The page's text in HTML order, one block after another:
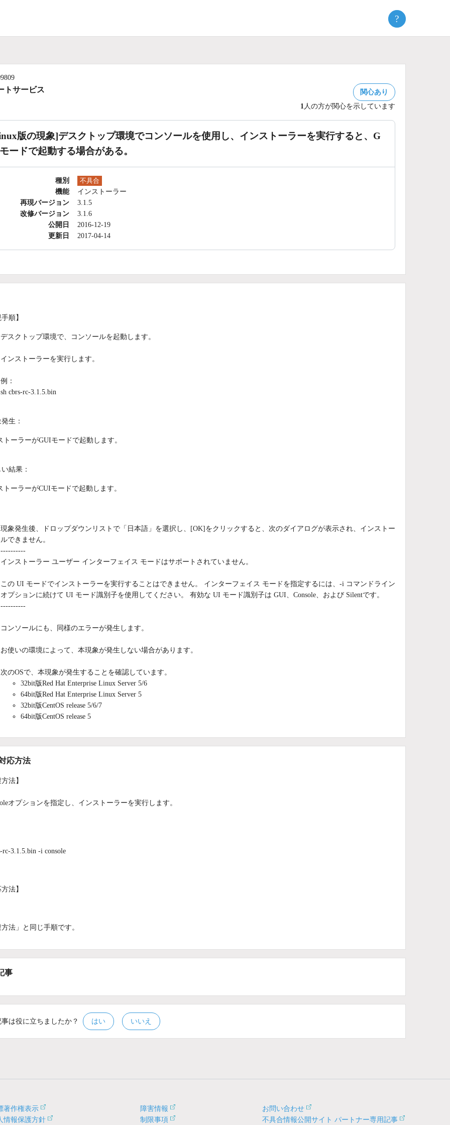
?
トサービス
関心あり
1人の方が関心を示しています
版の現象]デスクトップ環境でコンソールを使用し、インストーラーを実行すると、G
ードで起動する場合がある。
種別 不具合
機能
インストーラー
再現バージョン
3.1.5
改修バージョン
3.1.6
公開日
2016-12-19
更新日
2017-04-14
手順】
デスクトップ環境で、コンソールを起動します。
インストーラーを実行します。
例：
sh cbrs-rc-3.1.5.bin
生：
トーラーがGUIモードで起動します。
結果：
トーラーがCUIモードで起動します。
現象発生後、ドロップダウンリストで「日本語」を選択し、[OK]をクリックすると、次のダイアログが表示され、インストー
ルできません。
----------
インストーラー ユーザー インターフェイス モードはサポートされていません。
この UI モードでインストーラーを実行することはできません。 インターフェイス モードを指定するには、-i コマンドライン
オプションに続けて UI モード識別子を使用してください。 有効な UI モード識別子は GUI、Console、および Silentです。
----------
コンソールにも、同様のエラーが発生します。
お使いの環境によって、本現象が発生しない場合があります。
次のOSで、本現象が発生することを確認しています。
32bit版Red Hat Enterprise Linux Server 5/6
64bit版Red Hat Enterprise Linux Server 5
32bit版CentOS release 5/6/7
64bit版CentOS release 5
応方法
方法】
オプションを指定し、インストーラーを実行します。
rc-3.1.5.bin -i console
方法】
方法」と同じ手順です。
事
事は役に立ちましたか？ はい いいえ
著作権表示
情報保護方針
障害情報
制限事項
お問い合わせ
不具合情報公開サイト パートナー専用記事